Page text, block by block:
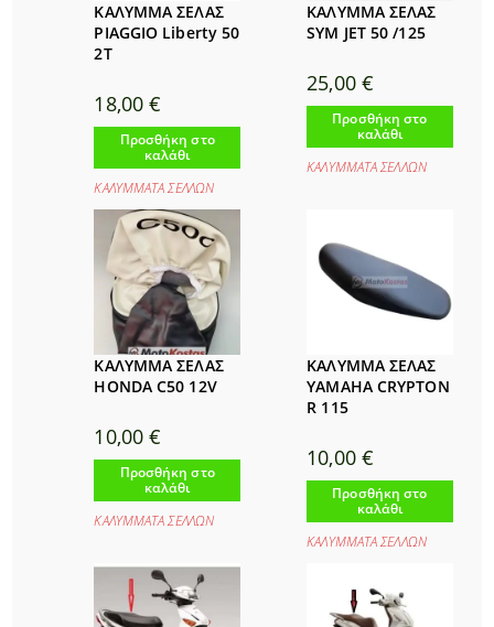
ΚΑΛΥΜΜΑ ΣΕΛΑΣ
PIAGGIO Liberty 50
2T
18,00€
Προσθήκη στο
καλάθι
ΚΑΛΥΜΜΑΤΑ ΣΕΛΛΩΝ
ΚΑΛΥΜΜΑ ΣΕΛΑΣ
SYM JET 50 /125
25,00 €
Προσθήκη στο
καλάθι
ΚΑΛΥΜΜΑΤΑ ΣΕΛΛΩΝ
ΚΑΛΥΜΜΑ ΣΕΛΑΣ
HONDA C50 12V
10,00€
Προσθήκη στο
καλάθι
ΚΑΛΥΜΜΑΤΑ ΣΕΛΛΩΝ
ΚΑΛΥΜΜΑ ΣΕΛΑΣ
YAMAHA CRYPTON
R 115
10,00 €
Προσθήκη στο
καλάθι
ΚΑΛΥΜΜΑΤΑ ΣΕΛΛΩΝ